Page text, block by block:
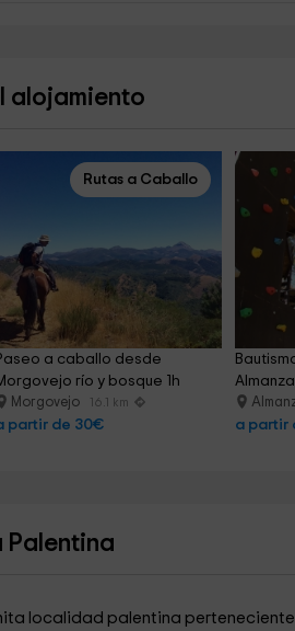
alojamiento
Rutas a Caballo
a caballo desde
río y bosque 1h
Morgovejo 16.1 km
partir de 30€ a partir
Palentina
localidad palentina